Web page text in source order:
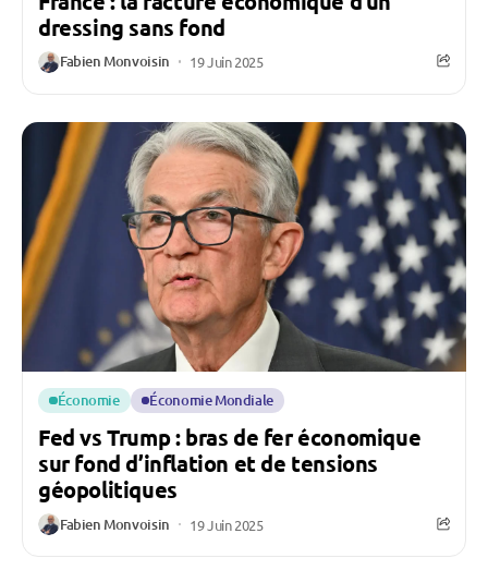
dressing sans fond
Fabien Monvoisin 19 Juin 2025
Économie Économie Mondiale
Fed vs Trump : bras de fer économique
sur fond d’inflation et de tensions
géopolitiques
Fabien Monvoisin 19 Juin 2025